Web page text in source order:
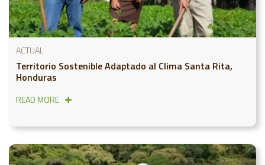
ACTUAL
Territorio Sostenible Adaptado al Clima Santa Rita,
Honduras
READ MORE